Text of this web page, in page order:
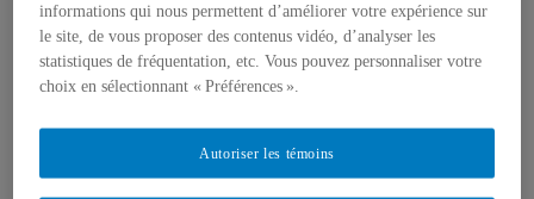
Activités
Événements à venir
Perspectives et dialogue
Vidéos et baladodiffusions
informations qui nous permettent d’améliorer votre expérience sur
le site, de vous proposer des contenus vidéo, d’analyser les
statistiques de fréquentation, etc. Vous pouvez personnaliser votre
choix en sélectionnant « Préférences ».
Autoriser les témoins